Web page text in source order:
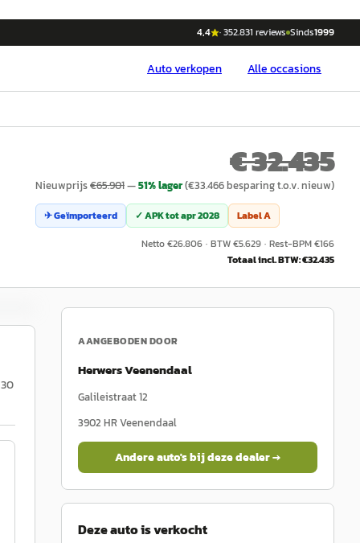
4,4 ·352.831 reviews Sinds1999
Autoverkopen Alle occasions
€ 32.435
Nieuwprijs€65.901—51% lager(€33.466besparing t.o.v. nieuw)
✈ Geïmporteerd ✓ APK totapr 2028 LabelA
Netto €26.806 · BTW €5.629 · Rest-BPM €166
Totaal incl. BTW: €32.435
AANGEBODEN DOOR
Herwers Veenendaal
Galileistraat 12
3902 HRVeenendaal
Andere auto's bij deze dealer →
Deze auto is verkocht